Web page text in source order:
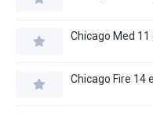
Chicago Med 11
Chicago Fire 14